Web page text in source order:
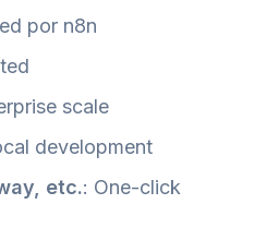
por n8n
scale
development
etc.: One-click